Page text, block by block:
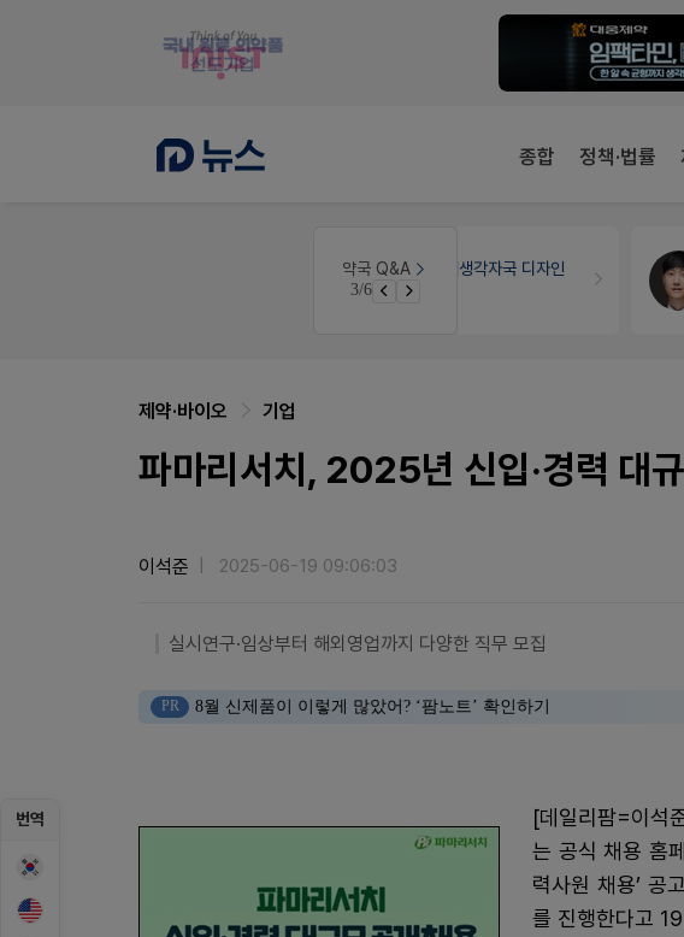
종합 정책·법률
약국 Q&A
3/6
생각자국 디자인 약국법률 법무법인 규원
번역
제약·바이오 기업
파마리서치, 2025년 신입·경력 대
이석준 2025-06-19 09:06:03
실시연구·임상부터 해외영업까지 다양한 직무 모집
PR 8월 신제품이 이렇게 많았어? ‘팜노트’ 확인하기
[데일리팜=이석
는 공식 채용 홈
력사원 채용’ 공
를 진행한다고